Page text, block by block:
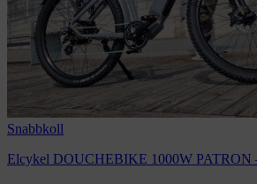
Snabbkoll
Elcykel DOUCHEBIKE 1000W PATRON